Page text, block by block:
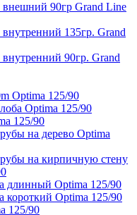
внешний 90гр Grand Line
135гр. Grand
90гр. Grand
Optima 125/90
Optima 125/90
125/90
на дерево Optima
на кирпичную стену
длинный Optima 125/90
короткий Optima 125/90
125/90